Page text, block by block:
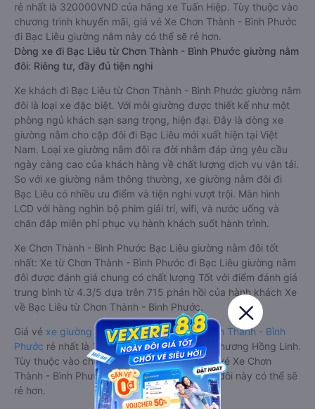
rẻ nhất là 320000VND của hãng xe Tuấn Hiệp. Tùy thuộc vào
chương trình khuyến mãi, giá vé Xe Chơn Thành - Bình Phước
đi Bạc Liêu giường nằm này có thể sẽ rẻ hơn.
Dòng xe đi Bạc Liêu từ Chơn Thành - Bình Phước giường nằm
đôi: Riêng tư, đầy đủ tiện nghi
Xe khách đi Bạc Liêu từ Chơn Thành - Bình Phước giường nằm
đôi là loại xe đặc biệt. Với mỗi giường được thiết kế như một
phòng ngủ khách sạn sang trọng, hiện đại. Đây là dòng xe
giường nằm cho cặp đôi đi Bạc Liêu mới xuất hiện tại Việt
Nam. Loại xe giường nằm đôi ra đời nhằm đáp ứng yêu cầu
ngày càng cao của khách hàng về chất lượng dịch vụ vận tải.
So với xe giường nằm thông thường, xe giường nằm đôi đi
Bạc Liêu có nhiều ưu điểm và tiện nghi vượt trội. Màn hình
LCD với hàng nghìn bộ phim giải trí, wifi, và nước uống và
chăn đắp miễn phí phục vụ hành khách suốt hành trình.
Xe Chơn Thành - Bình Phước Bạc Liêu giường nằm đôi tốt
nhất: Xe từ Chơn Thành - Bình Phước đi Bạc Liêu giường nằm
đôi được đánh giá chung có chất lượng Tốt với điểm đánh giá
trung bình từ 4.3/5 dựa trên 715 phản hồi của hành khách Xe
về Bạc Liêu từ Chơn Thành - Bình Phước.
Giá vé xe giường nằm đôi đi Bạc Liêu từ Chơn Thành - Bình
Phước rẻ nhất là 320000VND của hãng xe Phương Hồng Linh.
Tùy thuộc vào chương trình khuyến mãi, giá vé Xe Chơn
Thành - Bình Phước đi Bạc Liêu giường nằm đôi này có thể sẽ
rẻ hơn.